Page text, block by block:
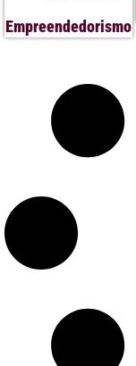
Empreendedorismo